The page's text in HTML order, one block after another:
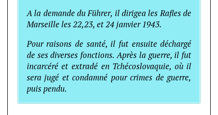
A la demande du Führer, il dirigea les Rafles de
Marseille les 22,23, et 24 janvier 1943.
Pour raisons de santé, il fut ensuite déchargé
de ses diverses fonctions. Après la guerre, il fut
incarcéré et extradé en Tchécoslovaquie, où il
sera jugé et condamné pour crimes de guerre,
puis pendu.